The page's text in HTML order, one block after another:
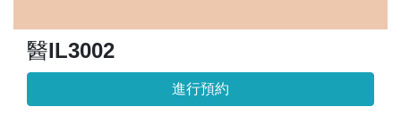
醫IL3002
進行預約